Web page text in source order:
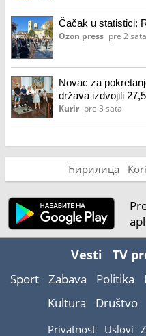
Čačak u statistici:
Ozon press pre 2 sata
Novac za
država izdvojili
za 72 buduća
Kurir pre 3 sata
Ћирилица
Vesti TV
Sport Zabava Politika
Kultura
Društvo
Privatnost Uslovi